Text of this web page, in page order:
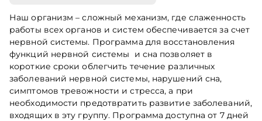
Наш организм – сложный механизм, где слаженность
работы всех органов и систем обеспечивается за счет
нервной системы. Программа для восстановления
функций нервной системы и сна позволяет в
короткие сроки облегчить течение различных
заболеваний нервной системы, нарушений сна,
симптомов тревожности и стресса, а при
необходимости предотвратить развитие заболеваний,
входящих в эту группу. Программа доступна от 7 дней